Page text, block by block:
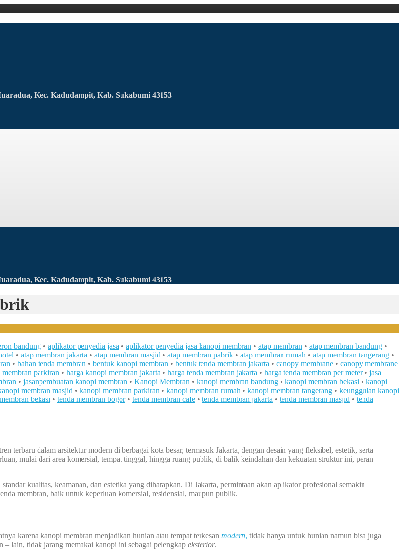
Kec. Kadudampit, Kab. Sukabumi 43153
Kec. Kadudampit, Kab. Sukabumi 43153
bandung • aplikator penyedia jasa • aplikator penyedia jasa kanopi membran • atap membran • atap membran bandung •
• atap membran jakarta • atap membran masjid • atap membran pabrik • atap membran rumah • atap membran tangerang •
• bahan tenda membran • bentuk kanopi membran • bentuk tenda membran jakarta • canopy membrane • canopy membrane
membran parkiran • harga kanopi membran jakarta • harga tenda membran jakarta • harga tenda membran per meter• jasa
• jasanpembuatan kanopi membran • Kanopi Membran • kanopi membran bandung • kanopi membran bekasi • kanopi
membran masjid • kanopi membran parkiran • kanopi membran rumah • kanopi membran tangerang • keunggulan kanopi
bekasi • tenda membran bogor• tenda membran cafe • tenda membran jakarta • tenda membran masjid • tenda
terbaru dalam arsitektur modern di berbagai kota besar, termasuk Jakarta, dengan desain yang fleksibel, estetik, serta
mulai dari area komersial, tempat tinggal, hingga ruang publik, di balik keindahan dan kekuatan struktur ini, peran
kualitas, keamanan, dan estetika yang diharapkan. Di Jakarta, permintaan akan aplikator profesional semakin
membran, baik untuk keperluan komersial, residensial, maupun publik.
karena kanopi membran menjadikan hunian atau tempat terkesan modern, tidak hanya untuk hunian namun bisa juga
– lain, tidak jarang memakai kanopi ini sebagai pelengkap eksterior.